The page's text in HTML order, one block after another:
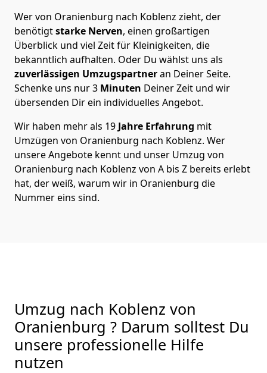
Wer von Oranienburg nach Koblenz zieht, der
benötigtstarke Nerven, einen großartigen
Überblick und viel Zeit für Kleinigkeiten, die
bekanntlich aufhalten. Oder Du wählst uns als
zuverlässigen Umzugspartneran Deiner Seite.
Schenke uns nur3 Minuten Deiner Zeit und wir
übersenden Dir ein individuelles Angebot.
Wir haben mehr als 19 Jahre Erfahrung mit
Umzügen von Oranienburg nach Koblenz. Wer
unsere Angebote kennt und unser Umzug von
Oranienburg nach Koblenz von A bis Z bereits erlebt
hat, der weiß, warum wir in Oranienburg die
Nummer eins sind.
Umzug nach Koblenz von
Oranienburg ? Darum solltest Du
unsere professionelle Hilfe
nutzen